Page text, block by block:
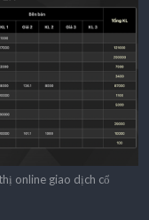
online giao dịch cổ